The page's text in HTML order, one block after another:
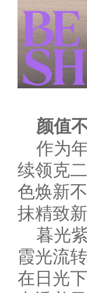
颜值
作为
续领克
色焕新
抹精致新
暮光
霞光流
在日光